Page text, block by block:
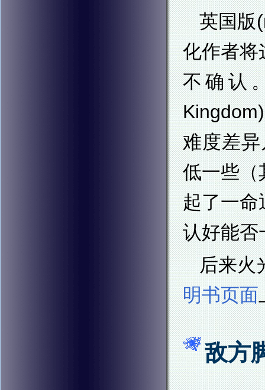
英国版
化作者将
不确认
难度差
低一些（
起了一命
认好能否
后来火
明书页面
敌方